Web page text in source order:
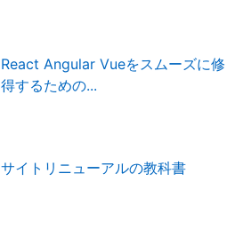
React Angular Vueをスムーズに修
得するための...
サイトリニューアルの教科書